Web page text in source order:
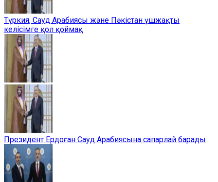
Түркия, Сауд Арабиясы және Пәкістан үшжақты
келісімге қол қоймақ
Президент Ердоған Сауд Арабиясына сапарлай барады